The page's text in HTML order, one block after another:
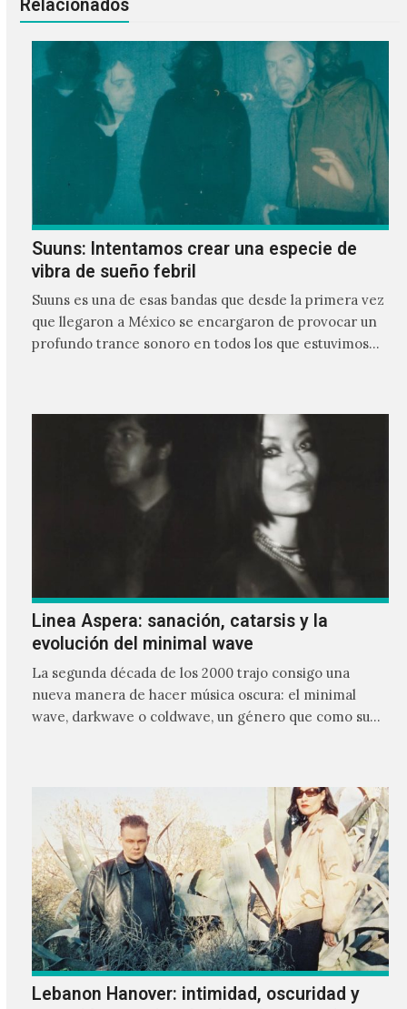
Relacionados
Suuns: Intentamos crear una especie de
vibra de sueño febril
Suuns es una de esas bandas que desde la primera vez
que llegaron a México se encargaron de provocar un
profundo trance sonoro en todos los que estuvimos
Linea Aspera: sanación, catarsis y la
evolución del minimal wave
La segunda década de los 2000 trajo consigo una
nueva manera de hacer música oscura: el minimal
wave, darkwave o coldwave, un género que como su
Lebanon Hanover: intimidad, oscuridad y